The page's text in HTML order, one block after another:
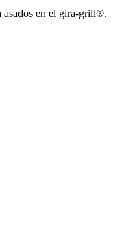
asados en el gira-grill®.